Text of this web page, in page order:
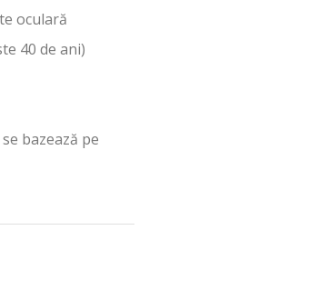
oculară
40 de ani)
bazează pe